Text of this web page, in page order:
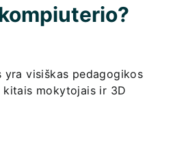
yra visiškas pedagogikos
kitais mokytojais ir 3D